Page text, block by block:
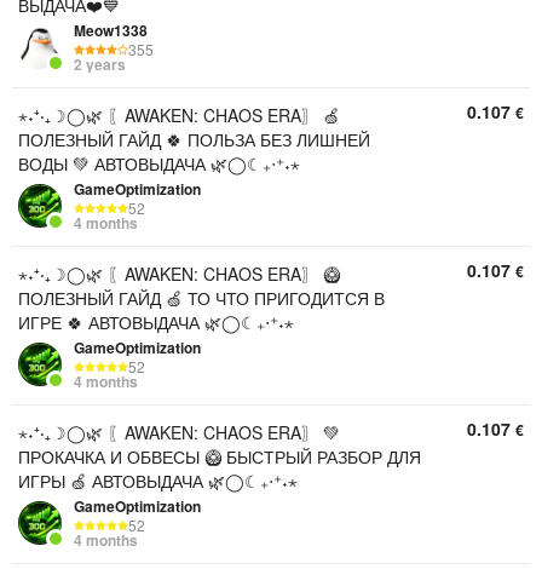
ВЫДАЧА❤️💙
Meow1338
355
2 years
⋆˖⁺‧₊☽◯🌿 〖AWAKEN: CHAOS ERA〗 🍏
ПОЛЕЗНЫЙ ГАЙД 🍀 ПОЛЬЗА БЕЗ ЛИШНЕЙ
ВОДЫ 💚 АВТОВЫДАЧА 🌿◯☾₊‧⁺˖⋆
GameOptimization
52
4 months
0.107 €
⋆˖⁺‧₊☽◯🌿 〖AWAKEN: CHAOS ERA〗 🥝
ПОЛЕЗНЫЙ ГАЙД 🍏 ТО ЧТО ПРИГОДИТСЯ В
ИГРЕ 🍀 АВТОВЫДАЧА 🌿◯☾₊‧⁺˖⋆
GameOptimization
52
4 months
0.107 €
⋆˖⁺‧₊☽◯🌿 〖AWAKEN: CHAOS ERA〗 💚
ПРОКАЧКА И ОБВЕСЫ 🥝 БЫСТРЫЙ РАЗБОР ДЛЯ
ИГРЫ 🍏 АВТОВЫДАЧА 🌿◯☾₊‧⁺˖⋆
GameOptimization
52
4 months
0.107 €